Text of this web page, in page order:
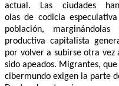
actual. Las ciudades
olas de codicia
población,
productiva capitalista
por volver a subirse otra
sido apeados. Migrantes,
cibermundo exigen la parte